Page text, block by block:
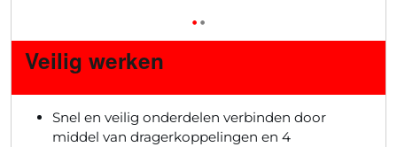
••
Veilig werken
Snel en veilig onderdelen verbinden door
middel van dragerkoppelingen en 4